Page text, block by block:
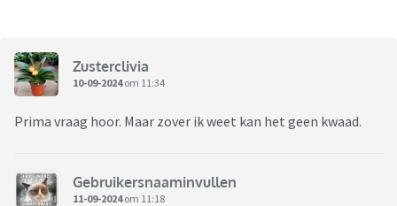
Zusterclivia
10-09-2024om 11:34
Prima vraag hoor. Maar zover ik weet kan het geen kwaad.
Gebruikersnaaminvullen
11-09-2024om 11:18